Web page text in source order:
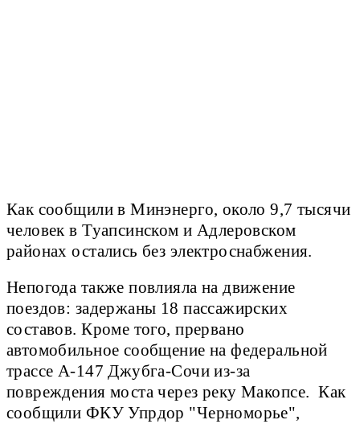
Как сообщили в Минэнерго, около 9,7 тысячи
человек в Туапсинском и Адлеровском
районах остались без электроснабжения.
Непогода также повлияла на движение
поездов: задержаны 18 пассажирских
составов. Кроме того, прервано
автомобильное сообщение на федеральной
трассе А-147 Джубга-Сочи из-за
повреждения моста через реку Макопсе. Как
сообщили ФКУ Упрдор "Черноморье",